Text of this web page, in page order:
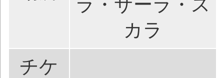
ラ・サーラ・ス
カラ
チケ